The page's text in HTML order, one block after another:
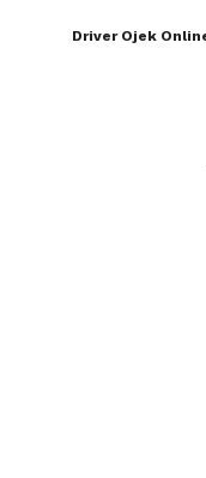
Driver Ojek